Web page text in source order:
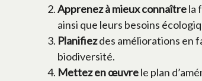
Apprenez à mieux connaîtrela
ainsi que leurs besoins
Planifiezdes améliorations en
biodiversité.
Mettez en œuvrele plan